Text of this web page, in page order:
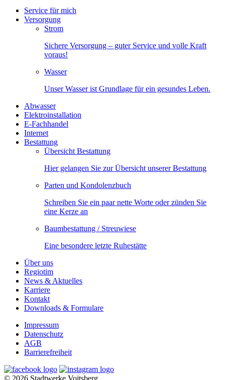
Service für mich
Versorgung
Strom
Sichere Versorgung – guter Service und volle Kraft
voraus!
Wasser
Unser Wasser ist Grundlage für ein gesundes Leben.
Abwasser
Elektroinstallation
E-Fachhandel
Internet
Bestattung
Übersicht Bestattung
Hier gelangen Sie zur Übersicht unserer Bestattung
Parten und Kondolenzbuch
Schreiben Sie ein paar nette Worte oder zünden Sie
eine Kerze an
Baumbestattung / Streuwiese
Eine besondere letzte Ruhestätte
Über uns
Regiotim
News & Aktuelles
Karriere
Kontakt
Downloads & Formulare
Impressum
Datenschutz
AGB
Barrierefreiheit
© 2026 Stadtwerke Voitsberg